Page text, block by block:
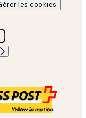
les cookies